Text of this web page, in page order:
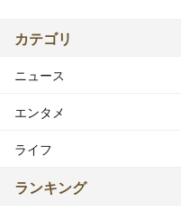
カテゴリ
ニュース
エンタメ
ライフ
ランキング